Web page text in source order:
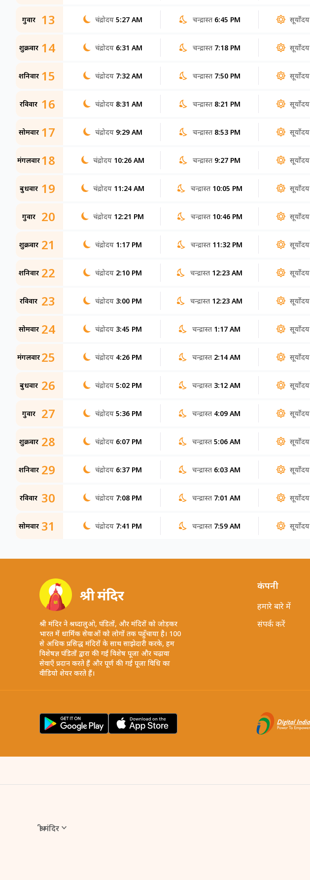
गुरूवार 13 चंद्रोदय 5:27 AM चन्द्रास्त 6:45 PM सूर्योदय
शुक्रवार 14 चंद्रोदय 6:31 AM चन्द्रास्त 7:18 PM सूर्योदय
शनिवार 15 चंद्रोदय 7:32 AM चन्द्रास्त 7:50 PM सूर्योदय
रविवार 16 चंद्रोदय 8:31 AM चन्द्रास्त 8:21 PM सूर्योदय
सोमवार 17 चंद्रोदय 9:29 AM चन्द्रास्त 8:53 PM सूर्योदय
मंगलवार 18 चंद्रोदय 10:26 AM चन्द्रास्त 9:27 PM सूर्योदय
बुधवार 19 चंद्रोदय 11:24 AM चन्द्रास्त 10:05 PM सूर्योदय
गुरूवार 20 चंद्रोदय 12:21 PM चन्द्रास्त 10:46 PM सूर्योदय
शुक्रवार 21 चंद्रोदय 1:17 PM चन्द्रास्त 11:32 PM सूर्योदय
शनिवार 22 चंद्रोदय 2:10 PM चन्द्रास्त 12:23 AM सूर्योदय
रविवार 23 चंद्रोदय 3:00 PM चन्द्रास्त 12:23 AM सूर्योदय
सोमवार 24 चंद्रोदय 3:45 PM चन्द्रास्त 1:17 AM सूर्योदय
मंगलवार 25 चंद्रोदय 4:26 PM चन्द्रास्त 2:14 AM सूर्योदय
बुधवार 26 चंद्रोदय 5:02 PM चन्द्रास्त 3:12 AM सूर्योदय
गुरूवार 27 चंद्रोदय 5:36 PM चन्द्रास्त 4:09 AM सूर्योदय
शुक्रवार 28 चंद्रोदय 6:07 PM चन्द्रास्त 5:06 AM सूर्योदय
शनिवार 29 चंद्रोदय 6:37 PM चन्द्रास्त 6:03 AM सूर्योदय
रविवार 30 चंद्रोदय 7:08 PM चन्द्रास्त 7:01 AM सूर्योदय
सोमवार 31 चंद्रोदय 7:41 PM चन्द्रास्त 7:59 AM सूर्योदय
श्री मंदिर ने श्रध्दालुओ, पंडितों, और मंदिरों को जोड़कर
भारत में धार्मिक सेवाओं को लोगों तक पहुँचाया है। 100
से अधिक प्रसिद्ध मंदिरों के साथ साझेदारी करके, हम
विशेषज्ञ पंडितों द्वारा की गई विशेष पूजा और चढ़ावा
सेवाएँ प्रदान करते हैं और पूर्ण की गई पूजा विधि का
वीडियो शेयर करते हैं।
कंपनी
हमारे बारे में
संपर्क करें
श्री मंदिर